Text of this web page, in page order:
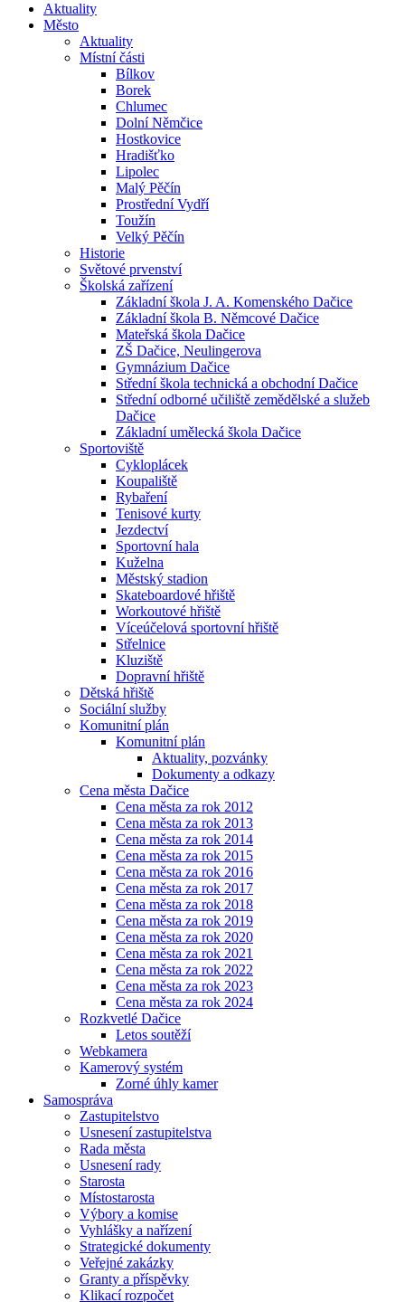
Aktuality
Město
Aktuality
Místní části
Bílkov
Borek
Chlumec
Dolní Němčice
Hostkovice
Hradišťko
Lipolec
Malý Pěčín
Prostřední Vydří
Toužín
Velký Pěčín
Historie
Světové prvenství
Školská zařízení
Základní škola J. A. Komenského Dačice
Základní škola B. Němcové Dačice
Mateřská škola Dačice
ZŠ Dačice, Neulingerova
Gymnázium Dačice
Střední škola technická a obchodní Dačice
Střední odborné učiliště zemědělské a služeb
Dačice
Základní umělecká škola Dačice
Sportoviště
Cykloplácek
Koupaliště
Rybaření
Tenisové kurty
Jezdectví
Sportovní hala
Kuželna
Městský stadion
Skateboardové hřiště
Workoutové hřiště
Víceúčelová sportovní hřiště
Střelnice
Kluziště
Dopravní hřiště
Dětská hřiště
Sociální služby
Komunitní plán
Komunitní plán
Aktuality, pozvánky
Dokumenty a odkazy
Cena města Dačice
Cena města za rok 2012
Cena města za rok 2013
Cena města za rok 2014
Cena města za rok 2015
Cena města za rok 2016
Cena města za rok 2017
Cena města za rok 2018
Cena města za rok 2019
Cena města za rok 2020
Cena města za rok 2021
Cena města za rok 2022
Cena města za rok 2023
Cena města za rok 2024
Rozkvetlé Dačice
Letos soutěží
Webkamera
Kamerový systém
Zorné úhly kamer
Samospráva
Zastupitelstvo
Usnesení zastupitelstva
Rada města
Usnesení rady
Starosta
Místostarosta
Výbory a komise
Vyhlášky a nařízení
Strategické dokumenty
Veřejné zakázky
Granty a příspěvky
Klikací rozpočet